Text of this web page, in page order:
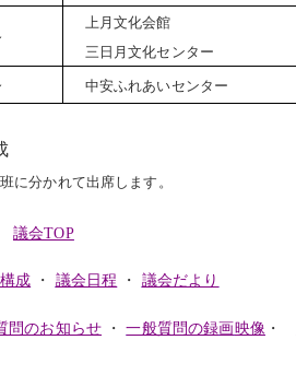
上月文化会館
三日月文化センター
中安ふれあいセンター
分かれて出席します。
議会TOP
成 ・ 議会日程 ・ 議会だより
問のお知らせ ・一般質問の録画映像 ・